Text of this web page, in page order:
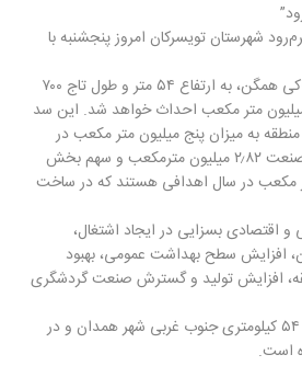
شهرستان تویسرکان امروز پنجشنبه با
سد مخزنی خرم‌رود از نوع خاکی همگن، به ارتفاع ۵۴ متر و طول تاج ۷۰۰
با حجم مفید مخزن ۸٫۱ میلیون متر مکعب احداث خواهد شد. این سد
به میزان پنج میلیون متر مکعب در
سال، آب آشامیدنی و بخش صنعت ۲٫۸۲ میلیون مترمکعب و سهم بخش
متر مکعب در سال اهدافی هستند که در ساخت
و اقتصادی بسزایی در ایجاد اشتغال،
افزایش سطح بهداشت عمومی، بهبود
افزایش تولید و گسترش صنعت گردشگری
سد مخزنی خرمرود در فاصله ۵۴ کیلومتری جنوب غربی شهر همدان و در
است.